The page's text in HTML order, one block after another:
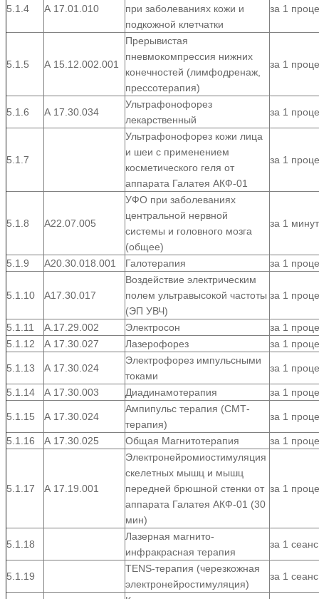
5.1.4 А 17.01.010
при заболеваниях кожи и
подкожной клетчатки
за 1
5.1.5 А 15.12.002.001
Прерывистая
пневмокомпрессия нижних
конечностей (лимфодренаж,
прессотерапия)
за 1
5.1.6 А 17.30.034
Ультрафонофорез
лекарственный
за 1
5.1.7
Ультрафонофорез кожи лица
и шеи с применением
косметического геля от
аппарата Галатея АКФ-01
за 1
5.1.8 А22.07.005
УФО при заболеваниях
центральной нервной
системы и головного мозга
(общее)
за 1
5.1.9 A20.30.018.001 Галотерапия за 1
5.1.10 А17.30.017
Воздействие электрическим
полем ультравысокой частоты
(ЭП УВЧ)
за 1
5.1.11 А.17.29.002 Электросон
за 1
5.1.12
А 17.30.027 Лазерофорез за 1
5.1.13 А 17.30.024
Электрофорез импульсными
токами
за 1
5.1.14 А 17.30.003 Диадинамотерапия за 1
5.1.15 А 17.30.024
Ампипульс терапия (СМТ-
терапия)
за 1
5.1.16 А 17.30.025 Общая Магнитотерапия за 1
5.1.17 А 17.19.001
Электронейромиостимуляция
скелетных мышц и мышц
передней брюшной стенки от
аппарата Галатея АКФ-01 (30
мин)
за 1
5.1.18
Лазерная магнито-
инфракрасная терапия
за 1 сеанс
5.1.19
TENS-терапия (черезкожная
электронейростимуляция)
за 1 сеанс